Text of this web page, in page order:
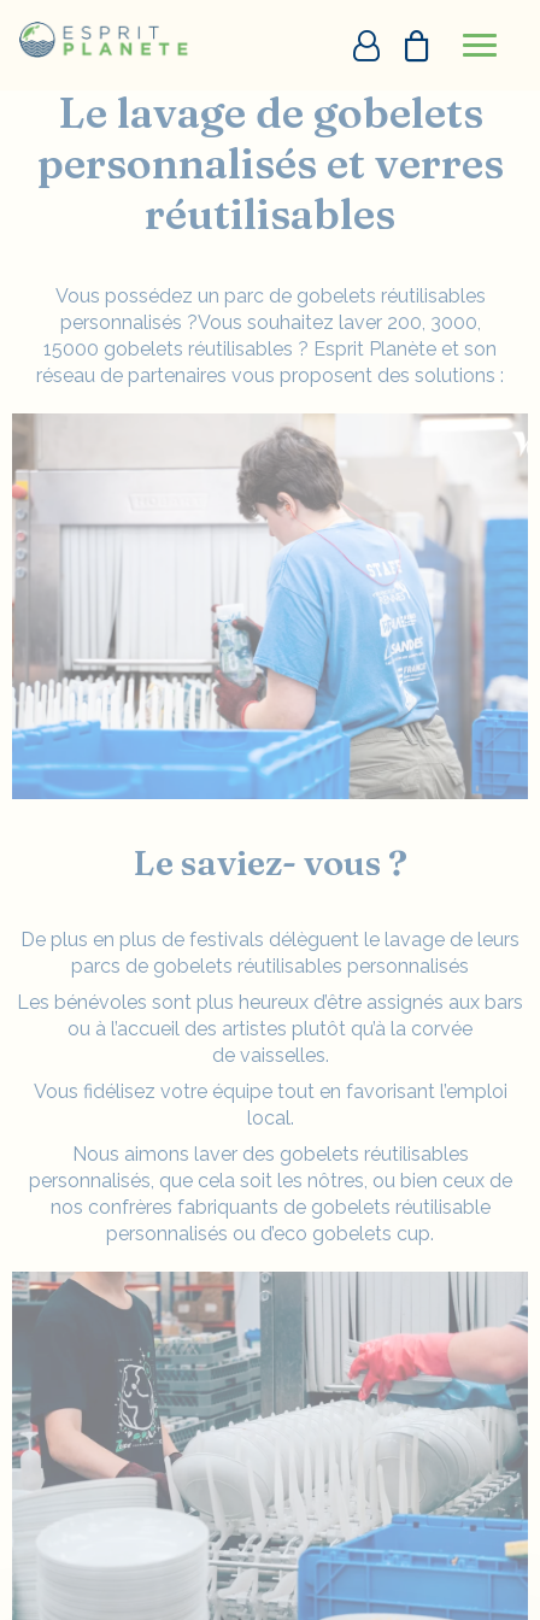
PERSONNALISATION EN LIGNE
DEVIS
DEMANDE D’APPEL
Accueil Gobelets
Notre philosophie et les services associés
Le lavage de gobelets
personnalisés et verres
réutilisables
Vous possédez un parc de gobelets réutilisables
personnalisés ?Vous souhaitez laver 200, 3000,
15000 gobelets réutilisables ? Esprit Planète et son
réseau de partenaires vous proposent des solutions :
Le saviez- vous ?
De plus en plus de festivals délèguent le lavage de leurs
parcs de gobelets réutilisables personnalisés
Les bénévoles sont plus heureux d’être assignés aux bars
ou à l’accueil des artistes plutôt qu’à la corvée
de vaisselles.
Vous fidélisez votre équipe tout en favorisant l’emploi
local.
Nous aimons laver des gobelets réutilisables
personnalisés, que cela soit les nôtres, ou bien ceux de
nos confrères fabriquants de gobelets réutilisable
personnalisés ou d’eco gobelets cup.